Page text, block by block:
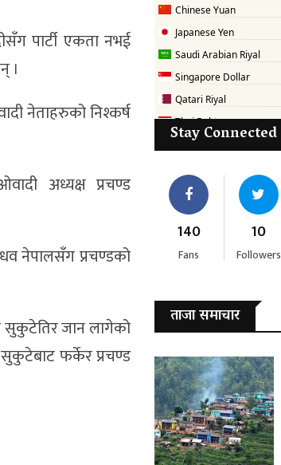
पार्टी एकता नभई
।
नेताहरुको निश्कर्ष
अध्यक्ष प्रचण्ड
नेपालसँग प्रचण्डको
सुकुटेतिर जान लागेको
फर्केर प्रचण्ड
Stay Connected
140
Fans
10
Followers
ताजा समाचार